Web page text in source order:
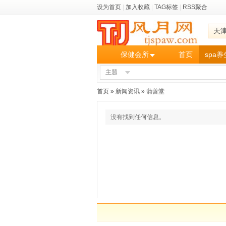
设为首页 加入收藏 TAG标签 RSS聚合
天
保健会所 首页 spa养
主题
首页 » 新闻资讯 » 蒲善堂
没有找到任何信息。